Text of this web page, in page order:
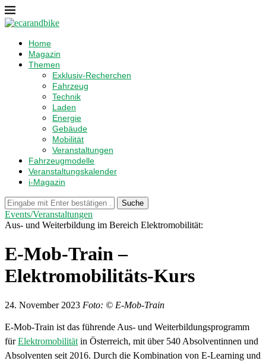
Home
Magazin
Themen
Exklusiv-Recherchen
Fahrzeug
Technik
Laden
Energie
Gebäude
Mobilität
Veranstaltungen
Fahrzeugmodelle
Veranstaltungskalender
i-Magazin
Suche
Events/Veranstaltungen
Aus- und Weiterbildung im Bereich Elektromobilität:
E-Mob-Train –
Elektromobilitäts-Kurs
24. November 2023 Foto: © E-Mob-Train
E-Mob-Train ist das führende Aus- und Weiterbildungsprogramm
fürElektromobilität in Österreich, mit über 540 Absolventinnen und
Absolventen seit 2016. Durch die Kombination von E-Learning und